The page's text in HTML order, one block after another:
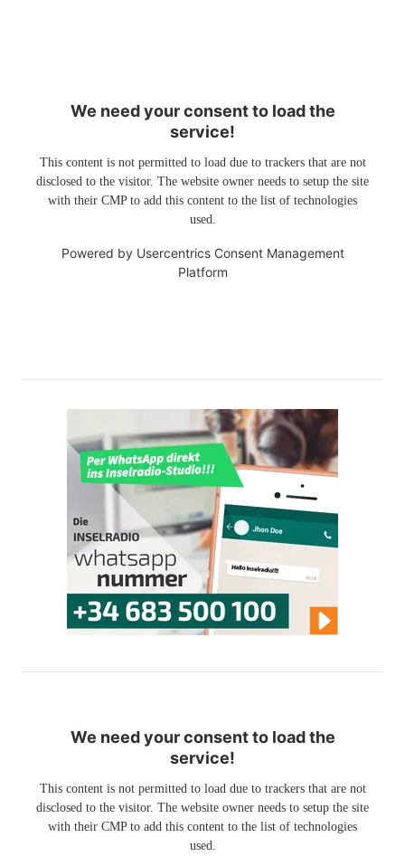
We need your consent to load the
service!
This content is not permitted to load due to trackers that are not
disclosed to the visitor. The website owner needs to setup the site
with their CMP to add this content to the list of technologies
used.
Powered by Usercentrics Consent Management
Platform
We need your consent to load the
service!
This content is not permitted to load due to trackers that are not
disclosed to the visitor. The website owner needs to setup the site
with their CMP to add this content to the list of technologies
used.